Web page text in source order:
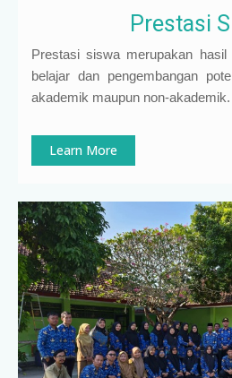
Prestasi
Prestasi siswa merupakan hasil
belajar dan pengembangan
akademik maupun non-akademik.
Learn More